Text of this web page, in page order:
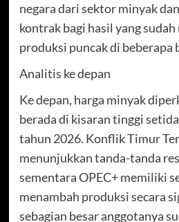
negara dari sektor minyak
kontrak bagi hasil yang sudah
produksi puncak di beberapa
Analitis ke depan
Ke depan, harga minyak
berada di kisaran tinggi
tahun 2026. Konflik Timur
menunjukkan tanda-tanda
sementara OPEC+ memiliki
menambah produksi secara
sebagian besar anggotanya